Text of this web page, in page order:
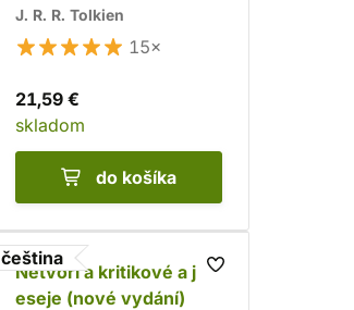
(Argo)
J. R. R. Tolkien
15×
21,59 €
skladom
do košíka
čeština
Netvoři a kritikové a jiné
eseje (nové vydání)